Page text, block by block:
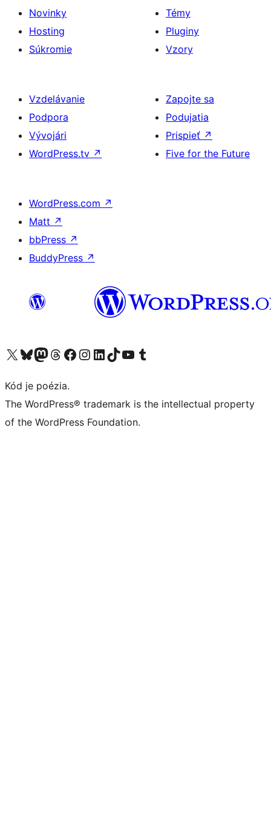
Novinky
Hosting
Súkromie
Témy
Pluginy
Vzory
Vzdelávanie
Podpora
Vývojári
WordPress.tv ↗
Zapojte sa
Podujatia
Prispieť ↗
Five for the Future
WordPress.com ↗
Matt ↗
bbPress ↗
BuddyPress ↗
Navštívte náš účet na X (predtým Twitter)
Navštívte náš účet na platforme Bluesky
Navštívte náš účet na Mastodone
Navštívte náš účet na platforme Threads
Navštívte našu stránku na Facebooku
Navštívte náš účet Instagram
Navštívte náš účet LinkedIn
Navštívte náš účet na platforme TikTok
Navštívte náš kanál YouTube
Navštívte náš účet na platforme Tumblr
Kód je poézia.
The WordPress® trademark is the intellectual property
of the WordPress Foundation.